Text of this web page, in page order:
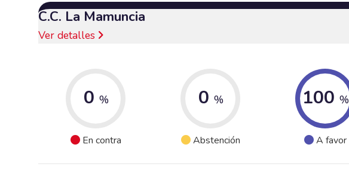
C.C. La Mamuncia
Ver detalles
0 %
En contra
0 %
Abstención
100 %
A favor